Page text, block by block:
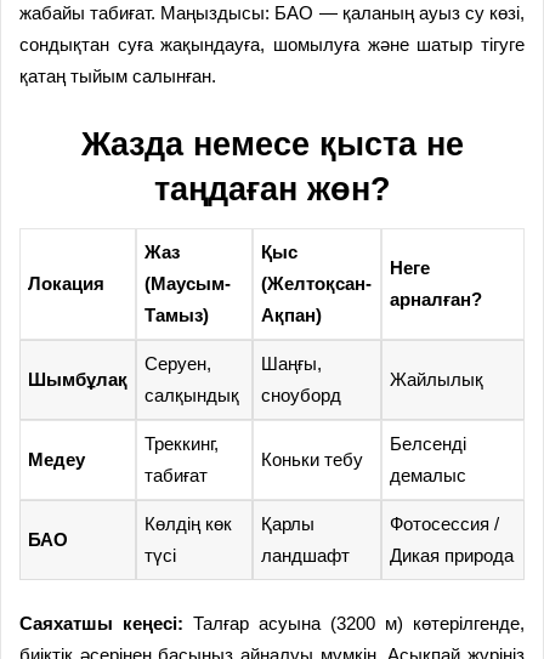
жабайы табиғат. Маңыздысы: БАО — қаланың ауыз су көзі,
сондықтан суға жақындауға, шомылуға және шатыр тігуге
қатаң тыйым салынған.
Жазда немесе қыста не
таңдаған жөн?
Локация
Жаз
(Маусым-
Тамыз)
Қыс
(Желтоқсан-
Ақпан)
Неге
арналған?
Шымбұлақ
Серуен,
салқындық
Шаңғы,
сноуборд
Жайлылық
Медеу
Треккинг,
табиғат
Коньки тебу
Белсенді
демалыс
БАО
Көлдің көк
түсі
Қарлы
ландшафт
Фотосессия /
Дикая природа
Саяхатшы кеңесі: Талғар асуына (3200 м) көтерілгенде,
биіктік әсерінен басыңыз айналуы мүмкін. Асықпай жүріңіз